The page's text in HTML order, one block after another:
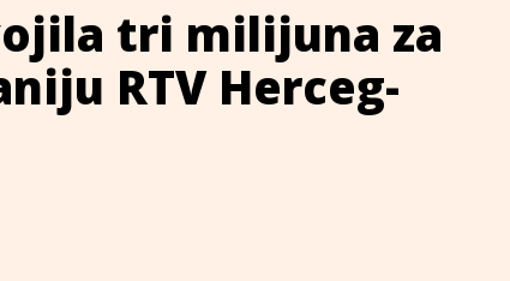
tri milijuna za
RTV Herceg-